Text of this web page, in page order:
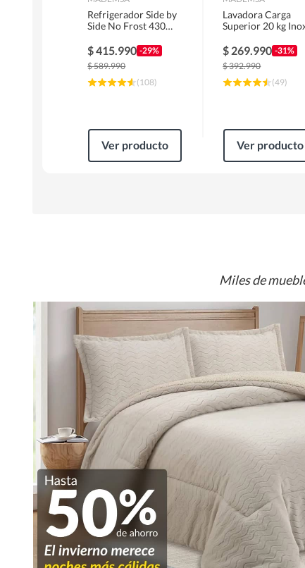
Refrigerador Side by
Side No Frost 430
MAS430B
$415.990 -29%
$589.990
(108)
Ver producto
Lavadora Carga
Superior 20 kg
$ 269.990 -31%
$392.990
(49)
Ver producto
Miles de